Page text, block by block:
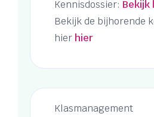
Kennisdossier: Bekijk
Bekijk de bijhorende
hier hier
Klasmanagement